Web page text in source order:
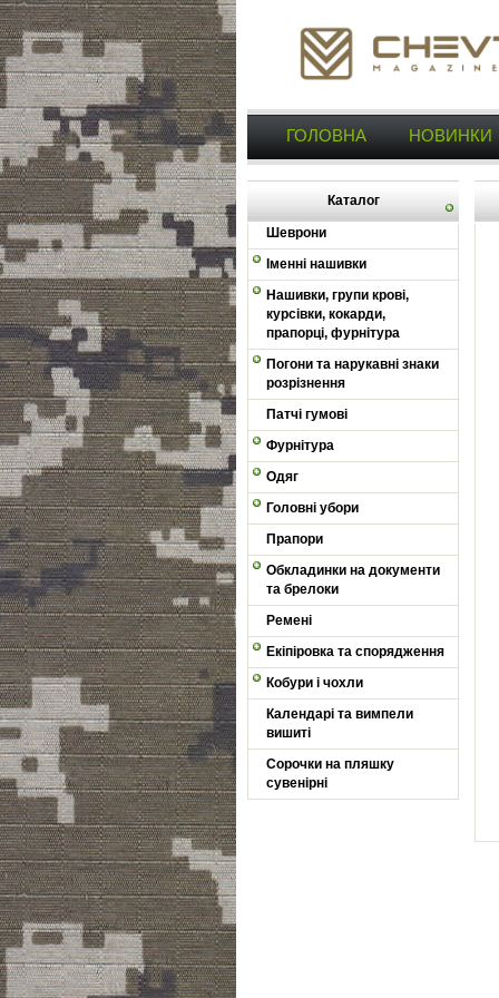
ГОЛОВНА НОВИНКИ
Каталог
Шеврони
Іменні нашивки
Нашивки, групи крові,
курсівки, кокарди,
прапорці, фурнітура
Погони та нарукавні знаки
розрізнення
Патчі гумові
Фурнітура
Одяг
Головні убори
Прапори
Обкладинки на документи
та брелоки
Ремені
Екіпіровка та спорядження
Кобури і чохли
Календарі та вимпели
вишиті
Сорочки на пляшку
сувенірні